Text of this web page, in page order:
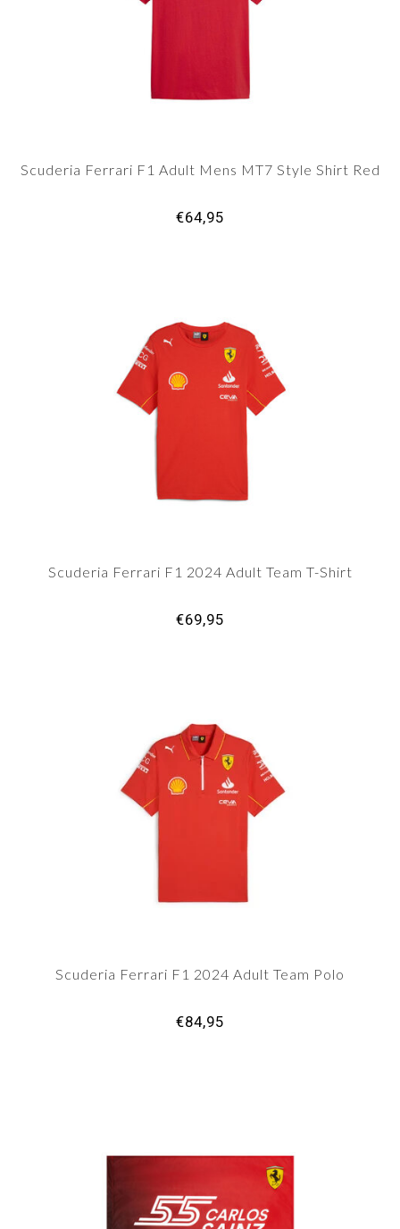
Scuderia Ferrari F1 Adult Mens MT7 Style Shirt Red
€64,95
Scuderia Ferrari F1 2024 Adult Team T-Shirt
€69,95
Scuderia Ferrari F1 2024 Adult Team Polo
€84,95